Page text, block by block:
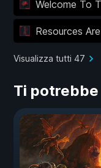
Welcome To
Resources
Visualizza tutti 47
Ti